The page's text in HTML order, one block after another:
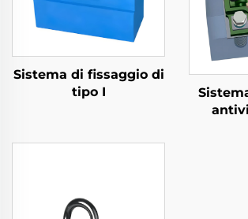
Sistema di fissaggio di
tipo I